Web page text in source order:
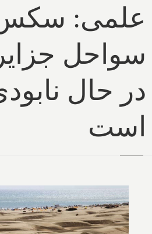
علمی: سکس
سواحل
در حال
است